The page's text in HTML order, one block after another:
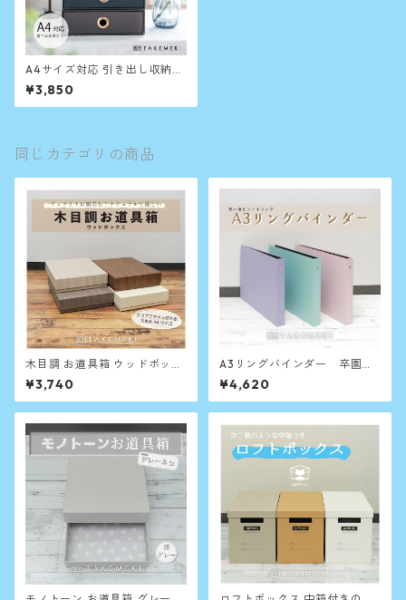
A4サイズ対応 引き出し収納ボ
ックス｜おしゃれで使いやす
いお道具箱｜選べる金具カラ
ーで、好みに合わせてカスタ
¥3,850
同じカテゴリの商品
木目調 お道具箱 ウッドボック
ス A4 クリアファイルが入る
収納箱
¥3,740
A3リングバインダー 卒園な
ど思い出の整理収納に
¥4,620